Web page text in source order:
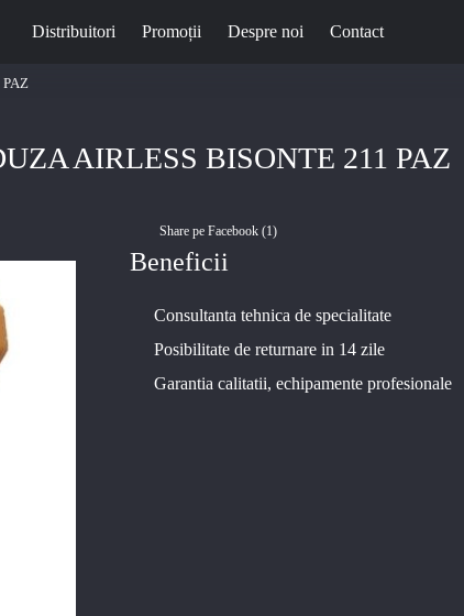
Distribuitori Promoții Despre noi Contact
AIRLESS BISONTE 211 PAZ
Share pe Facebook (1)
Beneficii
Consultanta tehnica de specialitate
Posibilitate de returnare in 14 zile
Garantia calitatii, echipamente profesionale